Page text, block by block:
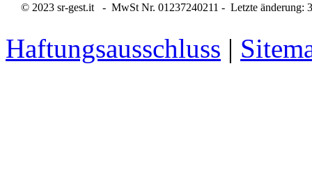
© 2023 sr-gest.it - MwSt Nr. 01237240211 - Letzte änderung:
Haftungsausschluss |